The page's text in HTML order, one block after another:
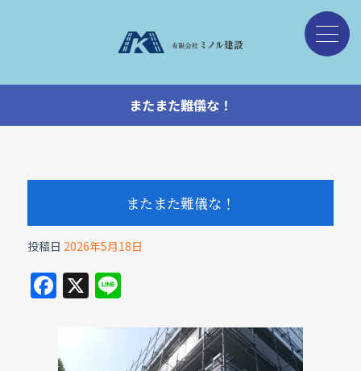
またまた難儀な！
またまた難儀な！
投稿日 2026年5月18日
F
a
e
X Li
e